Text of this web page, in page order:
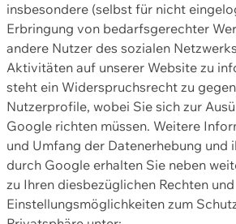
insbesondere (selbst für nicht
Erbringung von bedarfsgerechter
andere Nutzer des sozialen
Aktivitäten auf unserer Website zu
steht ein Widerspruchsrecht zu
Nutzerprofile, wobei Sie sich zur
Google richten müssen. Weitere
und Umfang der Datenerhebung und
durch Google erhalten Sie neben
zu Ihren diesbezüglichen Rechten und
Einstellungsmöglichkeiten zum